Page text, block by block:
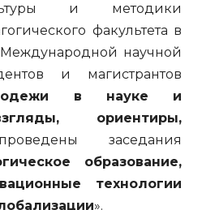
и методики
факультета в
научной
и магистрантов
в науке и
ориентиры,
заседания
образование,
технологии
».